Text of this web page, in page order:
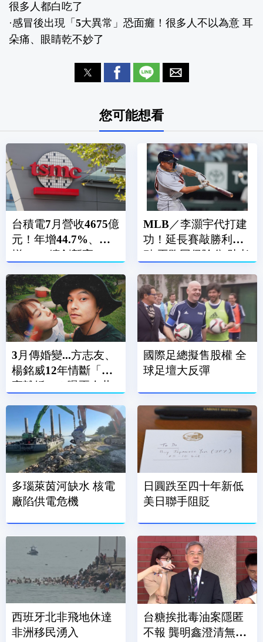
很多人都白吃了
·感冒後出現「5大異常」恐面癱！很多人不以為意 耳
朵痛、眼睛乾不妙了
您可能想看
台積電7月營收4675億
元！年增44.7%、月
增5.6%續創新高
MLB／李灝宇代打建
功！延長賽敲勝利打
點.再跑回保險分 助老
3月傳婚變...方志友、
楊銘威12年情斷「證
實離婚」！曝兩人共
國際足總擬售股權 全
球足壇大反彈
多瑙萊茵河缺水 核電
廠陷供電危機
日圓跌至四十年新低
美日聯手阻貶
西班牙北非飛地休達
非洲移民湧入
台糖挨批毒油案隱匿
不報 龔明鑫澄清無不